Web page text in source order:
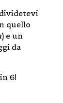
quello
) e un
da
6!